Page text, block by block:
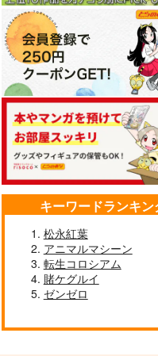
キーワードランキ
松永紅葉
アニマルマシーン
転生コロシアム
賭ケグルイ
ゼンゼロ